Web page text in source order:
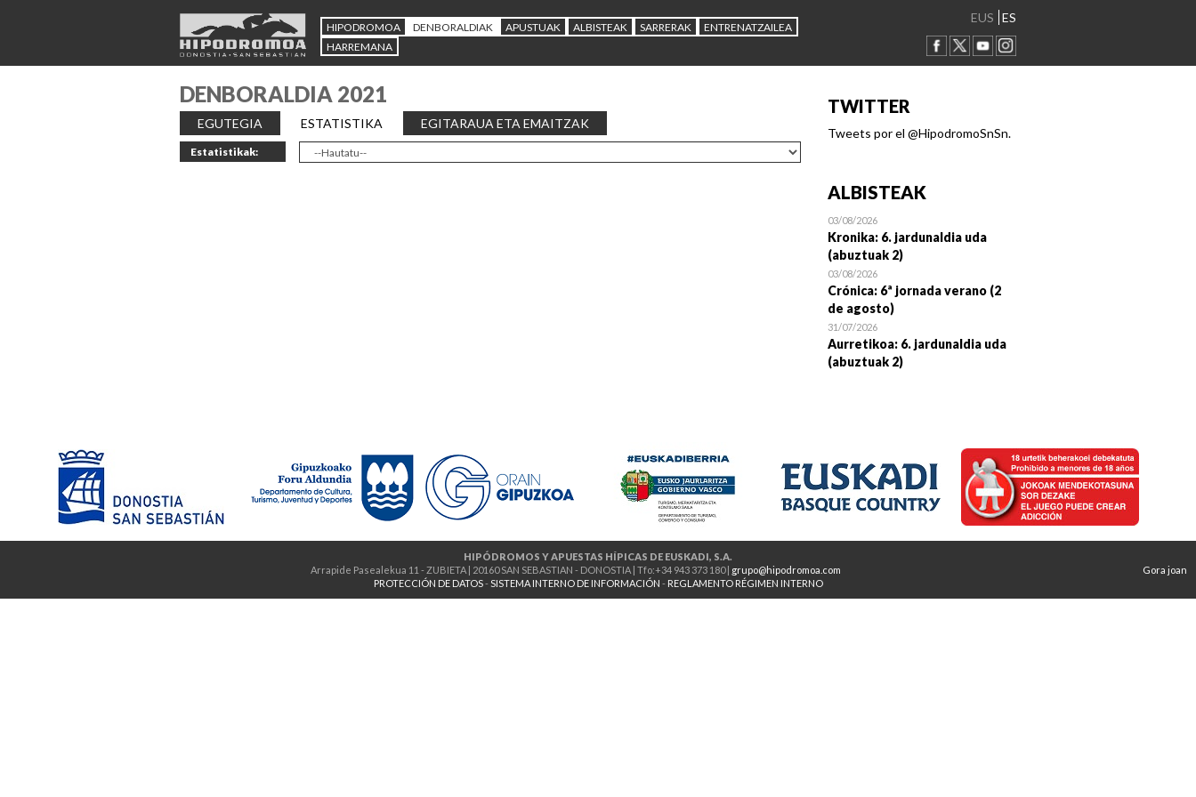
HIPODROMOA DENBORALDIAK APUSTUAK ALBISTEAK SARRERAK
ENTRENATZAILEA
HARREMANA
EUS ES
DENBORALDIA 2021
EGUTEGIA ESTATISTIKA EGITARAUA ETA EMAITZAK
Estatistikak:
TWITTER
Tweets por el @HipodromoSnSn.
ALBISTEAK
03/08/2026
Kronika: 6. jardunaldia uda
(abuztuak 2)
03/08/2026
Crónica: 6ª jornada verano (2
de agosto)
31/07/2026
Aurretikoa: 6. jardunaldia uda
(abuztuak 2)
HIPÓDROMOS Y APUESTAS HÍPICAS DE EUSKADI, S.A.
Gora joan
Arrapide Pasealekua 11 - ZUBIETA | 20160 SAN SEBASTIAN - DONOSTIA | Tfo:+34 943 373 180 | grupo@hipodromoa.com
PROTECCIÓN DE DATOS-SISTEMA INTERNO DE INFORMACIÓN - REGLAMENTO RÉGIMEN INTERNO